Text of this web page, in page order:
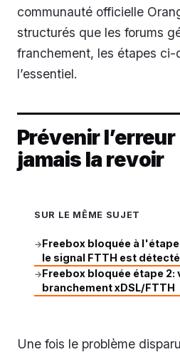
communauté officielle
structurés que les forums
franchement, les étapes
l’essentiel.
Prévenir
jamais la revoir
SUR LE MÊME SUJET
→Freebox bloquée à
le signal FTTH est détecté
→Freebox bloquée étape 2:
branchement xDSL/FTTH
Une fois le problème